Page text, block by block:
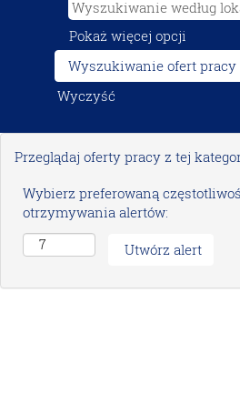
Pokaż więcej opcji
Wyczyść
Przeglądaj oferty pracy z tej
Wybierz preferowaną
otrzymywania alertów: